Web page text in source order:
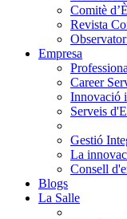
Comitè
Revista
Empresa
Career
Innovació
Serveis
Gestió
La
Consell
Blogs
La Salle